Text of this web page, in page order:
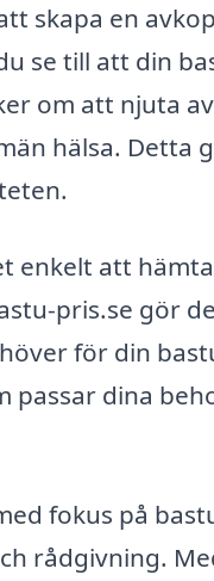
skapa en
se till att din
om att njuta
hälsa. Detta
enkelt att
pris.se gör
för din
dina
fokus på
rådgivning.